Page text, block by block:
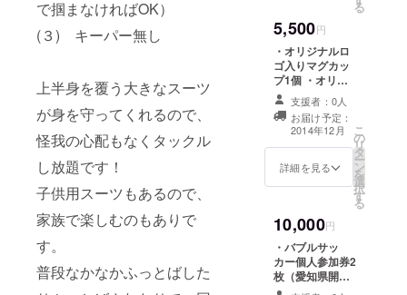
で掴まなければOK）
(３) キーパー無し
上半身を覆う大きなスーツ
が身を守ってくれるので、
怪我の心配もなくタックル
し放題です！
子供用スーツもあるので、
家族で楽しむのもありで
す。
普段なかなかふっとばした
Facebookペー
ジにて「協力
者」として名前
掲載（記事1回）
る
5,500円
・オリジナルロ
ゴ入りマグカッ
プ1個 ・オリジ
ナルボールペン2
本 ・お礼のメッ
セージをお送り
します ・バブル
サッカー写真
データを5枚お送
者」として名前
掲載（記事1回）
支援者：0人
お届け予定：
2014年12月
詳細を見る
こ
の
リ
タ
ー
ン
を
選
択
す
る
10,000円
・バブルサッ
カー個人参加券2
枚（愛知県開催
のためプレゼン